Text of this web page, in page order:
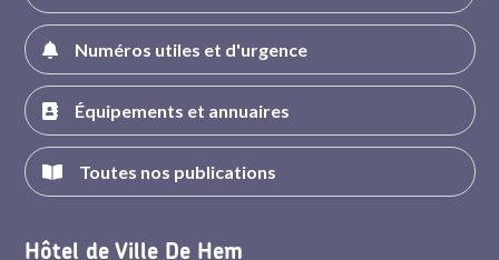
Numéros utiles et d'urgence
Équipements et annuaires
Toutes nos publications
Hôtel de Ville De Hem